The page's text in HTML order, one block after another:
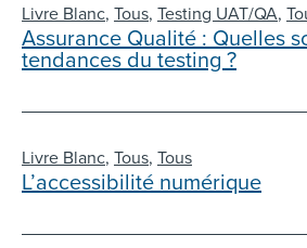
Livre Blanc, Tous, Testing UAT/QA,
Assurance Qualité : Quelles
tendances du testing ?
Livre Blanc, Tous, Tous
L’accessibilité numérique